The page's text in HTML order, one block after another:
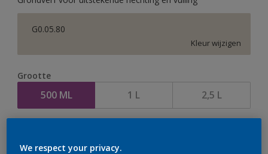
G0.05.80
Kleur wijzigen
Grootte
500 ML 1 L 2,5 L
We respect your privacy.